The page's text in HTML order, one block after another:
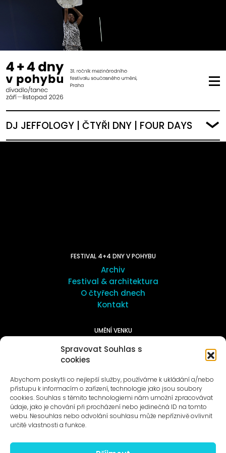
Spravovat Souhlas s
cookies
Abychom poskytli co nejlepší služby, používáme k ukládání a/nebo
přístupu k informacím o zařízení, technologie jako jsou soubory
cookies. Souhlas s těmito technologiemi nám umožní zpracovávat
údaje, jako je chování při procházení nebo jedinečná ID na tomto
webu. Nesouhlas nebo odvolání souhlasu může nepříznivě ovlivnit
určité vlastnosti a funkce.
DJ JEFFOLOGY | ČTYŘI DNY | FOUR DAYS
FESTIVAL 4+4 DNY V POHYBU
Archiv
Festival & architektura
O čtyřech dnech
Kontakt
UMĚNÍ VENKU
Galerie ProLuka
O umění v Motole
Novinky na e-mail